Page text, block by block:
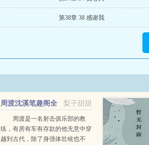
第38章 38 感谢我
梨子甜甜
周渡沈溪笔趣阁全
文免费阅读
周渡是一名射击俱乐部的教
练，有房有车有存款的他无意中穿
越到古代，除了身强体壮啥也不